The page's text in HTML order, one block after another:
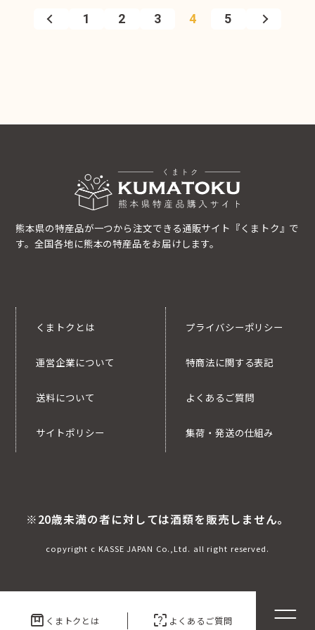
box くまトクとは indeterminate_question_box よくあるご質問
1 2 3 4 5
熊本県の特産品が一つから注文できる通販サイト『くまトク』で
す。全国各地に熊本の特産品をお届けします。
くまトクとは
運営企業について
送料について
サイトポリシー
プライバシーポリシー
特商法に関する表記
よくあるご質問
集荷・発送の仕組み
※20歳未満の者に対しては酒類を販売しません。
copyright c KASSE JAPAN Co.,Ltd. all right reserved.